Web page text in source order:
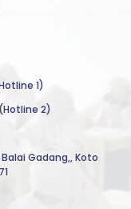
1)
2)
Balai Gadang,, Koto